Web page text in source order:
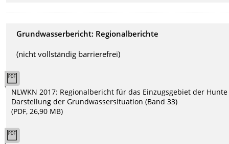
Grundwasserbericht: Regionalberichte
(nicht vollständig barrierefrei)
NLWKN 2017: Regionalbericht für das Einzugsgebiet der
Darstellung der Grundwassersituation (Band 33)
(PDF, 26,90 MB)